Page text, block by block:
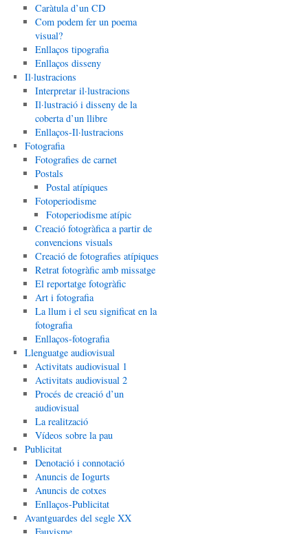
Caràtula d’un CD
Com podem fer un poema
visual?
Enllaços tipografia
Enllaços disseny
Il·lustracions
Interpretar il·lustracions
Il·lustració i disseny de la
coberta d’un llibre
Enllaços-Il·lustracions
Fotografia
Fotografies de carnet
Postals
Postal atípiques
Fotoperiodisme
Fotoperiodisme atípic
Creació fotogràfica a partir de
convencions visuals
Creació de fotografies atípiques
Retrat fotogràfic amb missatge
El reportatge fotogràfic
Art i fotografia
La llum i el seu significat en la
fotografia
Enllaços-fotografia
Llenguatge audiovisual
Activitats audiovisual 1
Activitats audiovisual 2
Procés de creació d’un
audiovisual
La realització
Vídeos sobre la pau
Publicitat
Denotació i connotació
Anuncis de Iogurts
Anuncis de cotxes
Enllaços-Publicitat
Avantguardes del segle XX